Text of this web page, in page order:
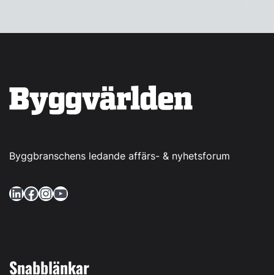
Byggbranschens ledande affärs- & nyhetsforum
LinkedIn Facebook InstagramYouTube
Snabblänkar